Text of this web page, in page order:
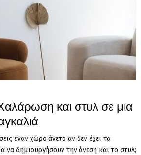
και στυλ σε μια
έναν χώρο άνετο αν δεν έχει τα
να δημιουργήσουν την άνεση και το στυλ;